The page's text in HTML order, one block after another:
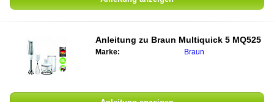
Anleitung zu Braun Multiquick 5 MQ525
Marke: Braun